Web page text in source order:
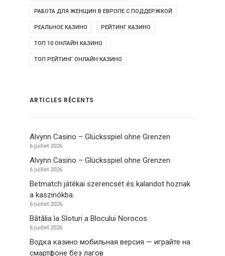
РАБОТА ДЛЯ ЖЕНЩИН В ЕВРОПЕ С ПОДДЕРЖКОЙ
РЕАЛЬНОЕ КАЗИНО РЕЙТИНГ КАЗИНО
ТОП 10 ОНЛАЙН КАЗИНО
ТОП РЕЙТИНГ ОНЛАЙН КАЗИНО
ARTICLES RÉCENTS
Alvynn Casino – Glücksspiel ohne Grenzen
6 juillet 2026
Alvynn Casino – Glücksspiel ohne Grenzen
6 juillet 2026
Betmatch játékai szerencsét és kalandot hoznak
a kaszinókba.
6 juillet 2026
Bătălia la Sloturi a Blocului Norocos
6 juillet 2026
Водка казино мобильная версия — играйте на
смартфоне без лагов